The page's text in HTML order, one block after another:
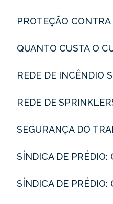
PROTEÇÃO
QUANTO CUSTA O
REDE DE
REDE DE
SEGURANÇA DO
SÍNDICA DE
SÍNDICA DE